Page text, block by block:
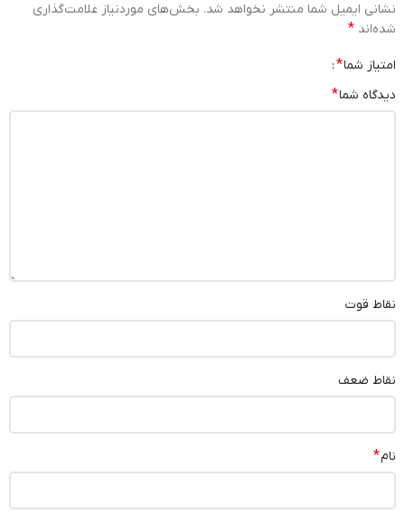
نشانی ایمیل شما منتشر نخواهد شد. بخش‌های موردنیاز علامت‌گذاری
شده‌اند *
امتیاز شما*
دیدگاه شما*
نقاط قوت
نقاط ضعف
نام*